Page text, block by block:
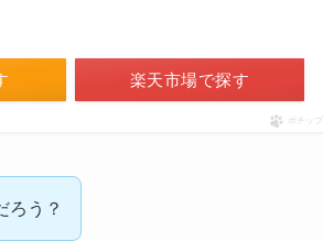
楽天市場で探す
ポチップ
ろう？